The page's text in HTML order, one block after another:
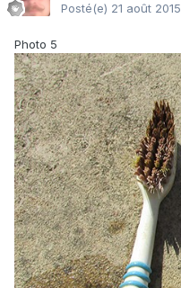
Posté(e) 21 août 2015
Photo 5